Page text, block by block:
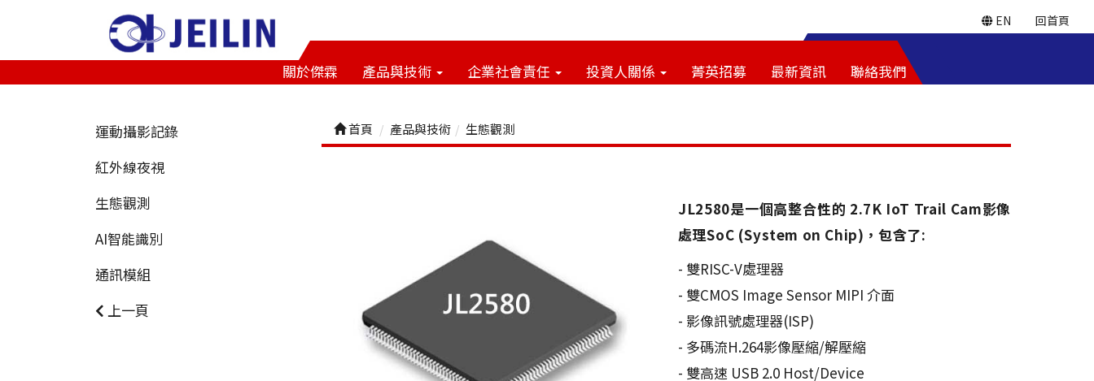
EN 回首頁
關於傑霖 產品與技術 企業社會責任 投資人關係 菁英招募 最新資訊 聯絡我們
運動攝影記錄
紅外線夜視
生態觀測
AI智能識別
通訊模組
上一頁
首頁 產品與技術 生態觀測
JL2580是一個高整合性的 2.7K IoT Trail Cam影像
處理SoC (System on Chip)，包含了:
- 雙RISC-V處理器
- 雙CMOS Image Sensor MIPI 介面
- 影像訊號處理器(ISP)
- 多碼流H.264影像壓縮/解壓縮
- 雙高速 USB 2.0 Host/Device